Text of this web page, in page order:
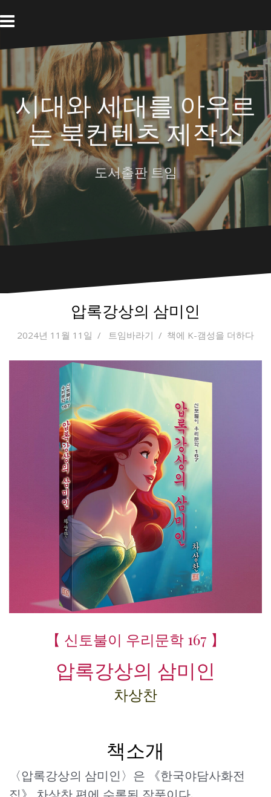
to
content
시대와 세대를 아우르
는 북컨텐츠 제작소
도서출판 트임
압록강상의 삼미인
2024년 11월 11일 트임바라기 책에 K-갬성을 더하다
【 신토불이 우리문학 167 】
압록강상의 삼미인
차상찬
책소개
〈압록강상의 삼미인〉은 《한국야담사화전